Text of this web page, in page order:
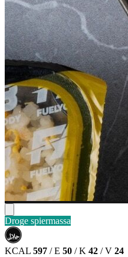
Droge spiermassa
حلال
HALAL
KCAL 597 / E 50 / K 42 / V 24